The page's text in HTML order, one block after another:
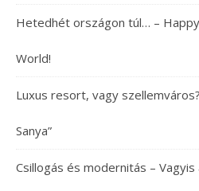
Hetedhét országon túl… –
World!
Luxus resort, vagy
Sanya”
Csillogás és modernitás – Vagyis